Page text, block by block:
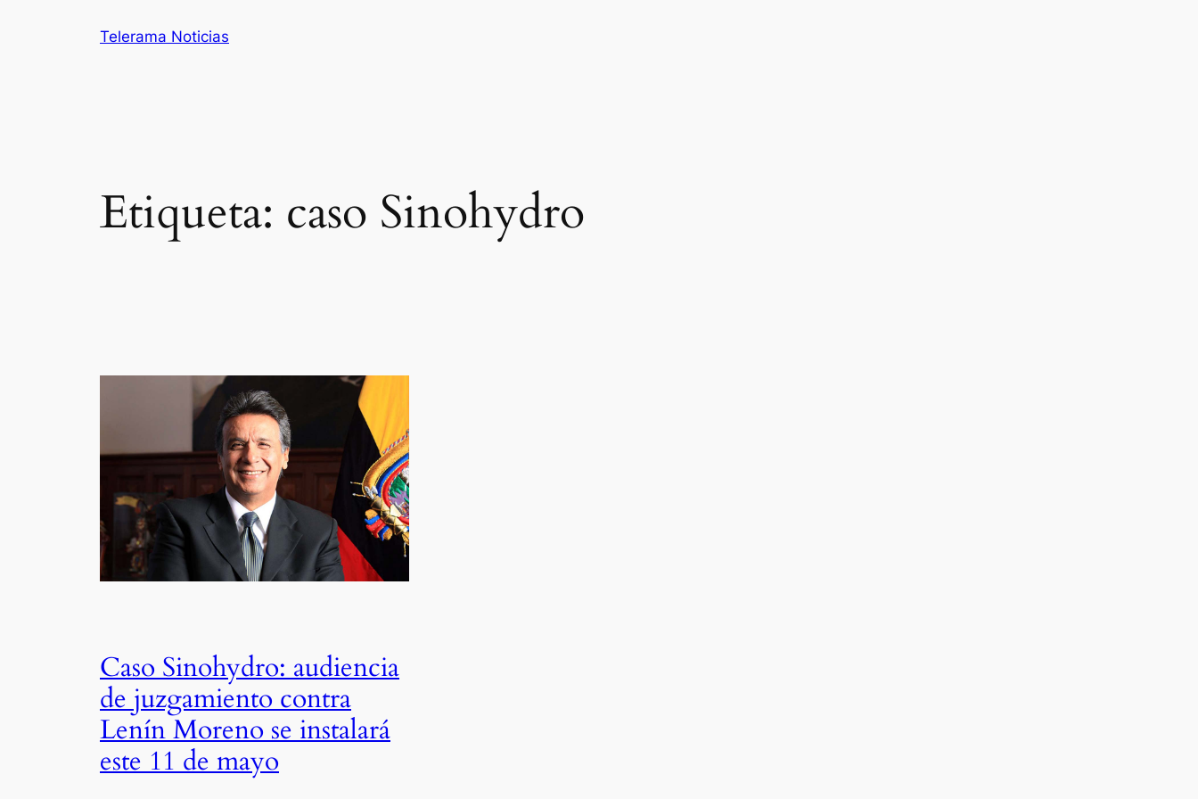
Telerama Noticias
Etiqueta: caso Sinohydro
Caso Sinohydro: audiencia
de juzgamiento contra
Lenín Moreno se instalará
este 11 de mayo